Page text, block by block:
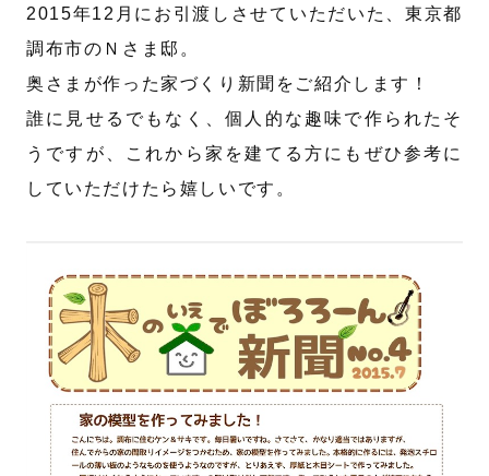
2015年12月にお引渡しさせていただいた、東京都
調布市のＮさま邸。
奥さまが作った家づくり新聞をご紹介します！
誰に見せるでもなく、個人的な趣味で作られたそ
うですが、これから家を建てる方にもぜひ参考に
していただけたら嬉しいです。